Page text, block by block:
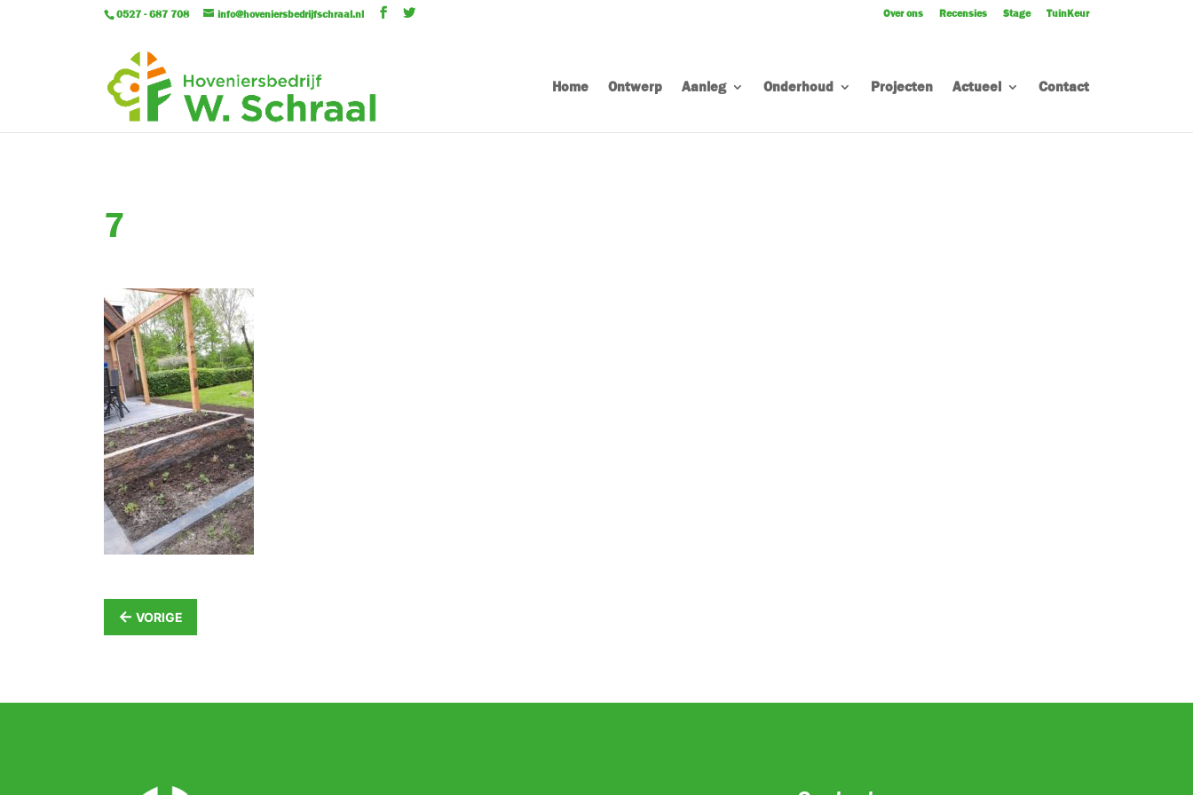
0527 - 687 708 info@hoveniersbedrijfschraal.nl Over ons Recensies Stage TuinKeur
Home Ontwerp Aanleg Onderhoud Projecten Actueel Contact
7
← VORIGE